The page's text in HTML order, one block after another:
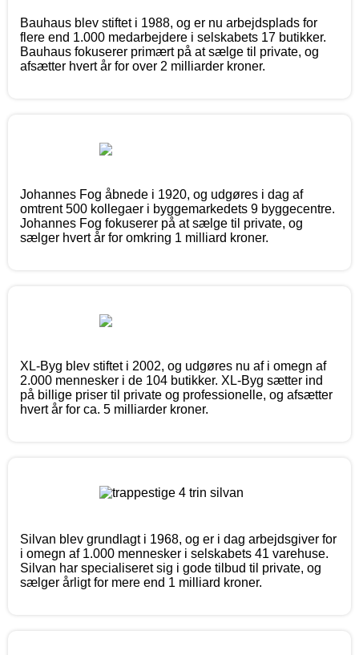
Bauhaus blev stiftet i 1988, og er nu arbejdsplads for
flere end 1.000 medarbejdere i selskabets 17 butikker.
Bauhaus fokuserer primært på at sælge til private, og
afsætter hvert år for over 2 milliarder kroner.
Johannes Fog åbnede i 1920, og udgøres i dag af
omtrent 500 kollegaer i byggemarkedets 9 byggecentre.
Johannes Fog fokuserer på at sælge til private, og
sælger hvert år for omkring 1 milliard kroner.
XL-Byg blev stiftet i 2002, og udgøres nu af i omegn af
2.000 mennesker i de 104 butikker. XL-Byg sætter ind
på billige priser til private og professionelle, og afsætter
hvert år for ca. 5 milliarder kroner.
Silvan blev grundlagt i 1968, og er i dag arbejdsgiver for
i omegn af 1.000 mennesker i selskabets 41 varehuse.
Silvan har specialiseret sig i gode tilbud til private, og
sælger årligt for mere end 1 milliard kroner.